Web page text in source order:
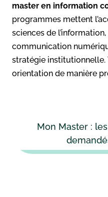
master en information
programmes mettent
sciences de l’information,
communication
stratégie
orientation de manière
Mon Master :